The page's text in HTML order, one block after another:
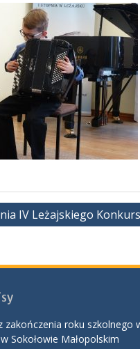
IV Leżajskiego
zakończenia roku szkolnego
Sokołowie Małopolskim